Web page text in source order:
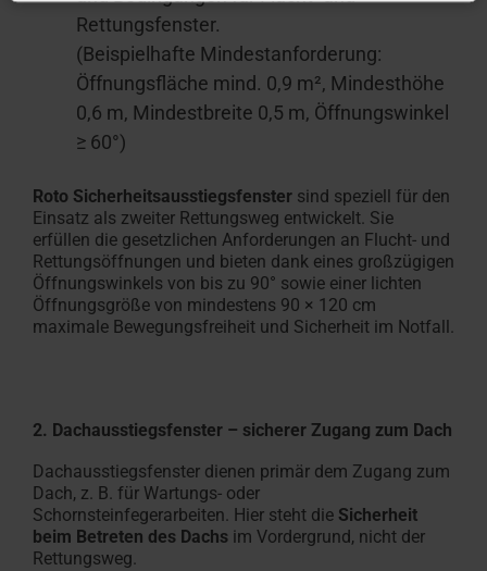
Rettungsfenster.
(Beispielhafte Mindestanforderung:
Öffnungsfläche mind. 0,9 m², Mindesthöhe
0,6 m, Mindestbreite 0,5 m, Öffnungswinkel
≥ 60°)
Roto Sicherheitsausstiegsfenster sind speziell für den
Einsatz als zweiter Rettungsweg entwickelt. Sie
erfüllen die gesetzlichen Anforderungen an Flucht- und
Rettungsöffnungen und bieten dank eines großzügigen
Öffnungswinkels von bis zu 90° sowie einer lichten
Öffnungsgröße von mindestens 90 × 120 cm
maximale Bewegungsfreiheit und Sicherheit im Notfall.
2. Dachausstiegsfenster – sicherer Zugang zum Dach
Dachausstiegsfenster dienen primär dem Zugang zum
Dach, z. B. für Wartungs- oder
Schornsteinfegerarbeiten. Hier steht die Sicherheit
beim Betreten des Dachs im Vordergrund, nicht der
Rettungsweg.